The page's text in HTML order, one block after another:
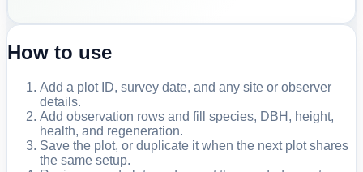
How to use
Add a plot ID, survey date, and any site or observer
details.
Add observation rows and fill species, DBH, height,
health, and regeneration.
Save the plot, or duplicate it when the next plot shares
the same setup.